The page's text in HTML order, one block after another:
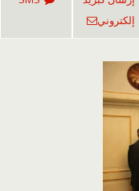
إلكتروني